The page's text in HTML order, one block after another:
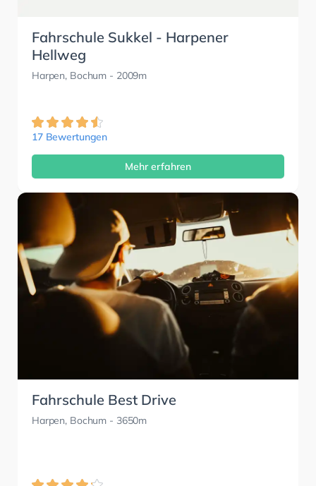
Fahrschule Sukkel - Harpener
Hellweg
Harpen, Bochum - 2009m
17 Bewertungen
Mehr erfahren
Fahrschule Best Drive
Harpen, Bochum - 3650m